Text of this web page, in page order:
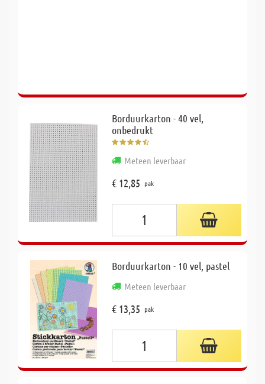
Borduurkarton - 40 vel,
onbedrukt
Meteen leverbaar
€ 12,85 pak
Borduurkarton - 10 vel, pastel
Meteen leverbaar
€ 13,35 pak